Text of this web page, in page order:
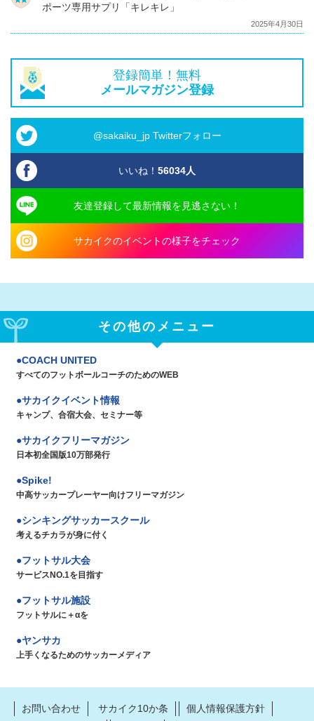
ポーツ専用サプリ「キレキレ」
2025年4月30日
登録簡単！無料
メールマガジン登録
@sakaiku_jp Twitterフォロー
いいね！ 56034人
友達登録して最新情報を見逃さない！
サカイクのイベントの様子をチェック
その他のメニュー
COACH UNITED
すべてのフットボールコーチのためのWEB
サカイクイベント情報
キャンプ、合宿大会、セミナー等
サカイクフリーマガジン
日本初全国版10万部発行
Spike!
中高サッカープレーヤー向けフリーマガジン
シンキングサッカースクール
考えるチカラが身に付く
フットサル大会
サービスNO.1を目指す
フットサル施設
フットサルに＋αを
ヤンサカ
上手くなるためのサッカーメディア
お問い合わせ サカイク10か条
個人情報保護方針